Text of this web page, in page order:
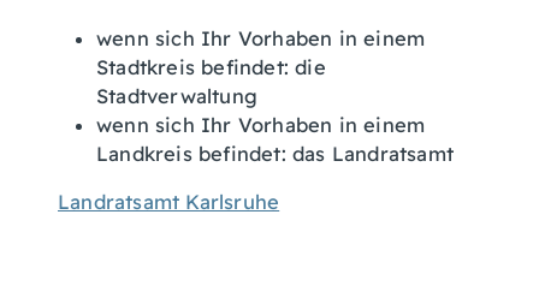
wenn sich Ihr Vorhaben in einem
Stadtkreis befindet: die
Stadtverwaltung
wenn sich Ihr Vorhaben in einem
Landkreis befindet: das Landratsamt
Landratsamt Karlsruhe